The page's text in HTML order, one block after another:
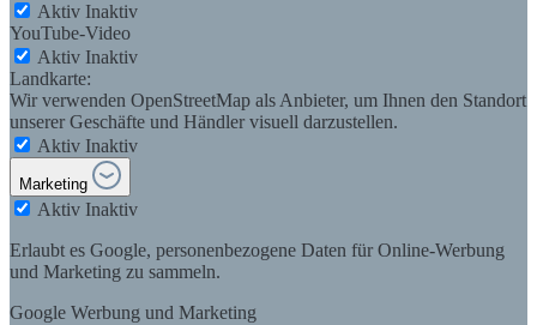
Aktiv Inaktiv
YouTube-Video
Aktiv Inaktiv
Landkarte:
Wir verwenden OpenStreetMap als Anbieter, um Ihnen den Standort
unserer Geschäfte und Händler visuell darzustellen.
Aktiv Inaktiv
Marketing
Aktiv Inaktiv
Erlaubt es Google, personenbezogene Daten für Online-Werbung
und Marketing zu sammeln.
Google Werbung und Marketing